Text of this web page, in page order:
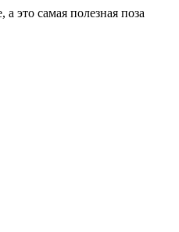
это самая полезная поза